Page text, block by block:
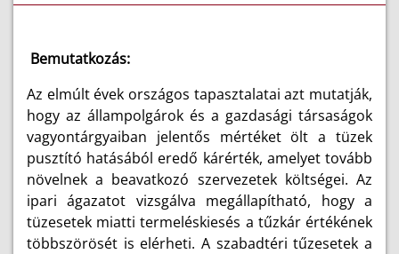
Bemutatkozás:
Az elmúlt évek országos tapasztalatai azt mutatják,
hogy az állampolgárok és a gazdasági társaságok
vagyontárgyaiban jelentős mértéket ölt a tüzek
pusztító hatásából eredő kárérték, amelyet tovább
növelnek a beavatkozó szervezetek költségei. Az
ipari ágazatot vizsgálva megállapítható, hogy a
tüzesetek miatti termeléskiesés a tűzkár értékének
többszörösét is elérheti. A szabadtéri tűzesetek a